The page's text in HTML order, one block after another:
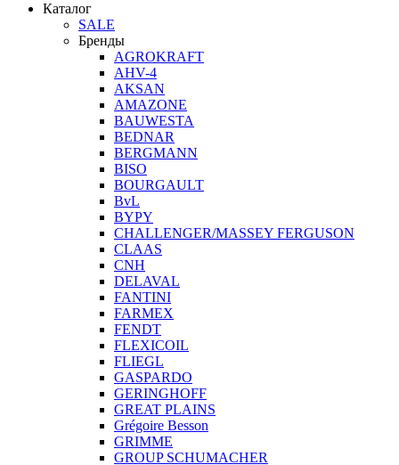
Каталог
SALE
Бренды
AGROKRAFT
AHV-4
AKSAN
AMAZONE
BAUWESTA
BEDNAR
BERGMANN
BISO
BOURGAULT
BvL
BYPY
CHALLENGER/MASSEY FERGUSON
CLAAS
CNH
DELAVAL
FANTINI
FARMEX
FENDT
FLEXICOIL
FLIEGL
GASPARDO
GERINGHOFF
GREAT PLAINS
Grégoire Besson
GRIMME
GROUP SCHUMACHER